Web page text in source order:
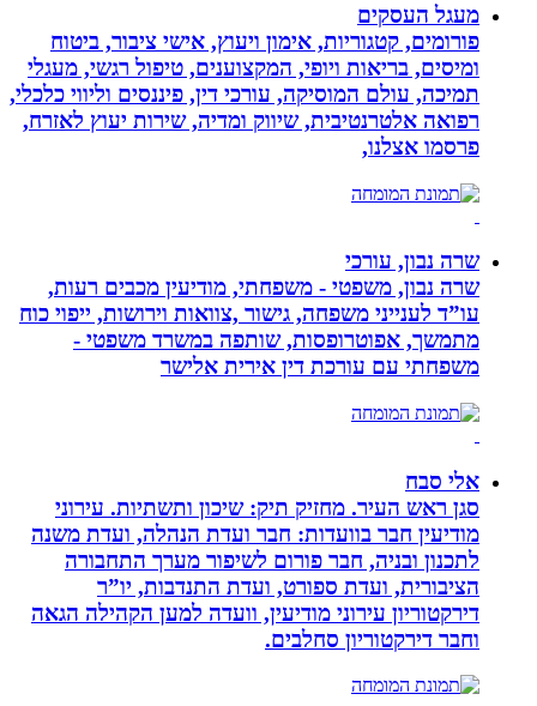
מעגל העסקים
פורומים, קטגוריות, אימון ויעוץ, אישי ציבור, ביטוח
ומיסים, בריאות ויופי, המקצוענים, טיפול רגשי, מעגלי
תמיכה, עולם המוסיקה, עורכי דין, פיננסים וליווי כלכלי,
רפואה אלטרנטיבית, שיווק ומדיה, שירות יעוץ לאזרח,
פרסמו אצלנו,
שרה נבון, עורכי
שרה נבון, משפטי - משפחתי, מודיעין מכבים רעות,
עו”ד לענייני משפחה, גישור ,צוואות וירושות, ייפוי כוח
מתמשך, אפוטרופסות, שותפה במשרד משפטי -
משפחתי עם עורכת דין אירית אלישר
אלי סבח
סגן ראש העיר. מחזיק תיק: שיכון ותשתיות. עירוני
מודיעין חבר בוועדות: חבר ועדת הנהלה, ועדת משנה
לתכנון ובניה, חבר פורום לשיפור מערך התחבורה
הציבורית, ועדת ספורט, ועדת התנדבות, יו”ר
דירקטוריון עירוני מודיעין, וועדה למען הקהילה הגאה
וחבר דירקטוריון סחלבים.